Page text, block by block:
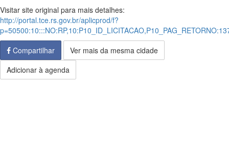
Visitar site original para mais detalhes:
http://portal.tce.rs.gov.br/aplicprod/f?
Compartilhar
Ver mais da mesma cidade
Adicionar à agenda